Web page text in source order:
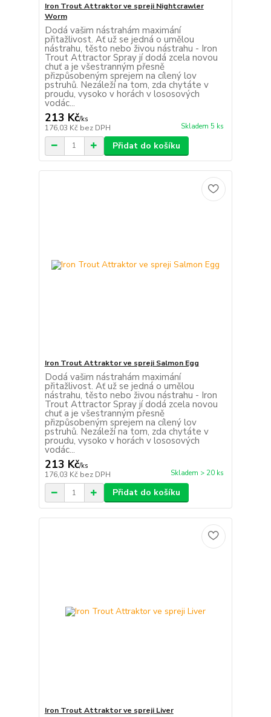
Iron Trout Attraktor ve spreji Nightcrawler
Worm
Dodá vašim nástrahám maximání
přitažlivost. Ať už se jedná o umělou
nástrahu, těsto nebo živou nástrahu - Iron
Trout Attractor Spray jí dodá zcela novou
chuť a je všestranným přesně
přizpůsobeným sprejem na cílený lov
pstruhů. Nezáleží na tom, zda chytáte v
proudu, vysoko v horách v lososových
vodác...
213 Kč/ks
176,03 Kč bez DPH Skladem 5 ks
Přidat do košíku
Iron Trout Attraktor ve spreji Salmon Egg
Dodá vašim nástrahám maximání
přitažlivost. Ať už se jedná o umělou
nástrahu, těsto nebo živou nástrahu - Iron
Trout Attractor Spray jí dodá zcela novou
chuť a je všestranným přesně
přizpůsobeným sprejem na cílený lov
pstruhů. Nezáleží na tom, zda chytáte v
proudu, vysoko v horách v lososových
vodác...
213 Kč/ks
176,03 Kč bez DPH Skladem > 20 ks
Přidat do košíku
Iron Trout Attraktor ve spreji Liver